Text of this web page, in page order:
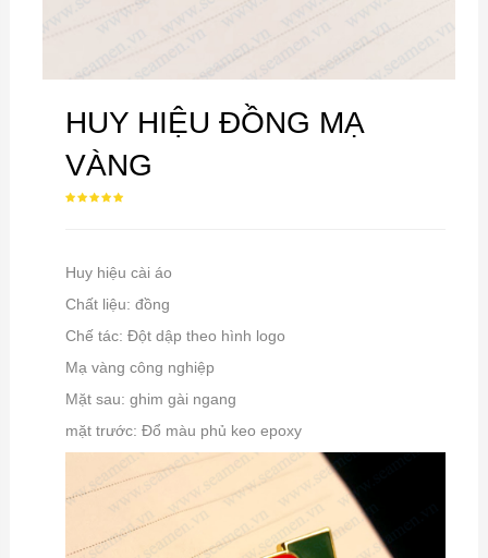
HUY HIỆU ĐỒNG MẠ
VÀNG
Huy hiệu cài áo
Chất liệu: đồng
Chế tác: Đột dập theo hình logo
Mạ vàng công nghiệp
Mặt sau: ghim gài ngang
mặt trước: Đổ màu phủ keo epoxy